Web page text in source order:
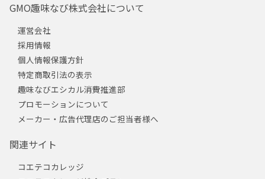
GMO趣味なび株式会社について
運営会社
採用情報
個人情報保護方針
特定商取引法の表示
趣味なびエシカル消費推進部
プロモーションについて
メーカー・広告代理店のご担当者様へ
関連サイト
コエテコカレッジ